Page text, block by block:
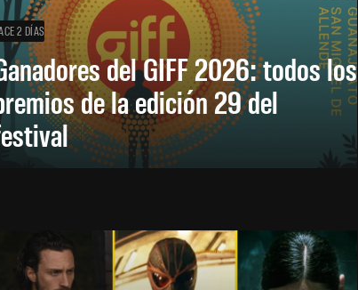
2 DÍAS
del GIFF 2026: todos los
de la edición 29 del